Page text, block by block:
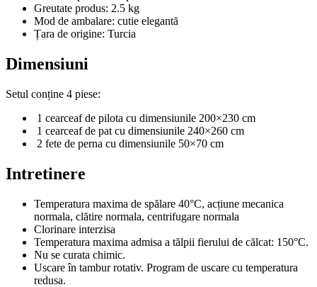
Greutate produs: 2.5 kg
Mod de ambalare: cutie elegantă
Țara de origine: Turcia
Dimensiuni
Setul conține 4 piese:
1 cearceaf de pilota cu dimensiunile 200×230 cm
1 cearceaf de pat cu dimensiunile 240×260 cm
2 fete de perna cu dimensiunile 50×70 cm
Intretinere
Temperatura maxima de spălare 40°C, acțiune mecanica
normala, clătire normala, centrifugare normala
Clorinare interzisa
Temperatura maxima admisa a tălpii fierului de călcat: 150°C.
Nu se curata chimic.
Uscare în tambur rotativ. Program de uscare cu temperatura
redusa.